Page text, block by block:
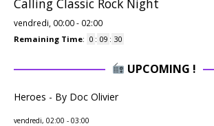
vendredi, 00:00- 02:00
Remaining Time: 0 : 09 : 29
UPCOMING !
Heroes - By Doc Olivier
vendredi, 02:00 - 03:00